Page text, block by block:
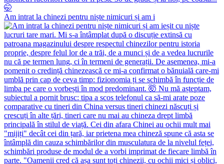
Am intrat la chinezi pentru niște nimicuri și am i